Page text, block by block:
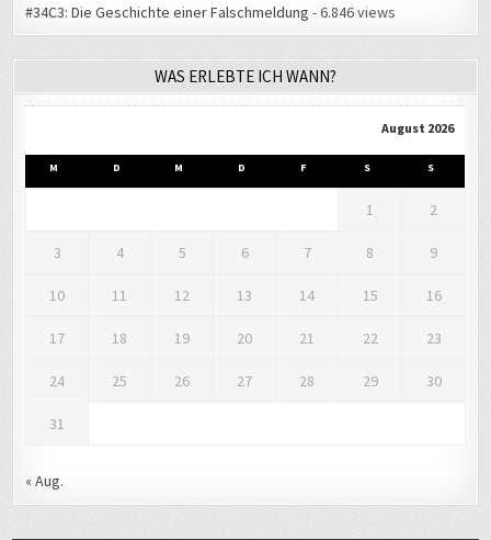
#34C3: Die Geschichte einer Falschmeldung - 6.846 views
WAS ERLEBTE ICH WANN?
August 2026
M D M D F S S
1 2
3 4 5 6 7 8 9
10 11 12 13 14 15 16
17 18 19 20 21 22 23
24 25 26 27 28 29 30
31
« Aug.